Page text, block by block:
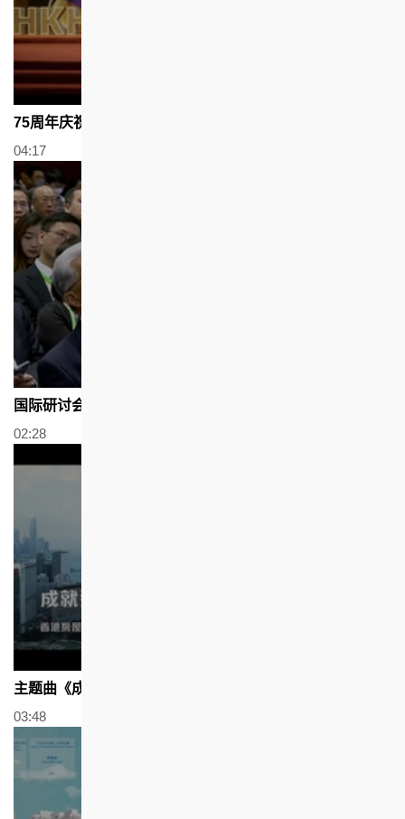
75周年庆祝酒会
04:17
国际研讨会
02:28
主题曲《成就这个家》
03:48